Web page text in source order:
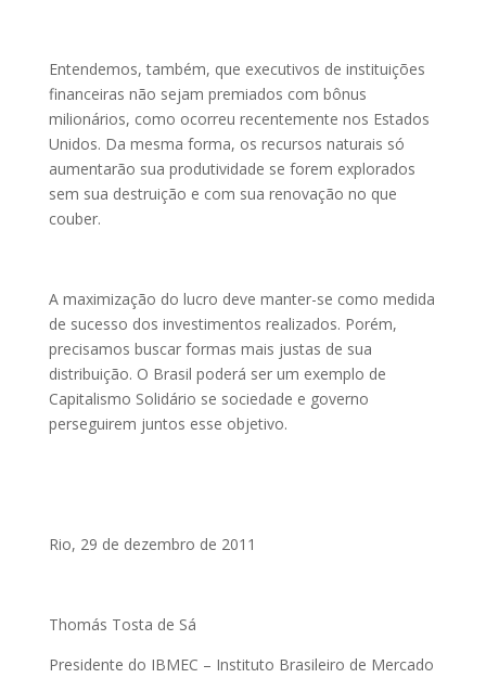
Entendemos, também, que executivos de instituições
financeiras não sejam premiados com bônus
milionários, como ocorreu recentemente nos Estados
Unidos. Da mesma forma, os recursos naturais só
aumentarão sua produtividade se forem explorados
sem sua destruição e com sua renovação no que
couber.
A maximização do lucro deve manter-se como medida
de sucesso dos investimentos realizados. Porém,
precisamos buscar formas mais justas de sua
distribuição. O Brasil poderá ser um exemplo de
Capitalismo Solidário se sociedade e governo
perseguirem juntos esse objetivo.
Rio, 29 de dezembro de 2011
Thomás Tosta de Sá
Presidente do IBMEC – Instituto Brasileiro de Mercado